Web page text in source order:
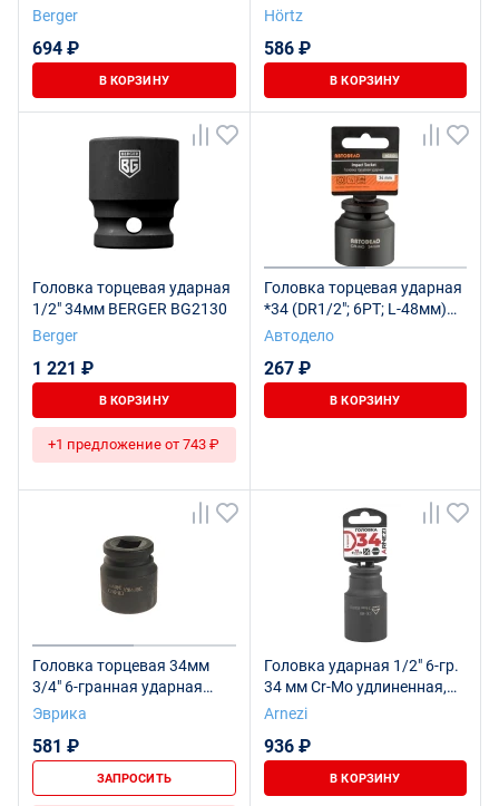
BERGER
Berger
694 ₽
В КОРЗИНУ
HORTZ
Hörtz
586 ₽
В КОРЗИНУ
Головка торцевая ударная
1/2" 34мм BERGER BG2130
Berger
1 221 ₽
В КОРЗИНУ
+1 предложение от 743 ₽
Головка торцевая ударная
*34 (DR1/2"; 6PT; L-48мм)
АвтоDело 40213
Автодело
267 ₽
В КОРЗИНУ
Головка торцевая 34мм
3/4" 6-гранная ударная
L=50мм ЭВРИКА ER-95922
Эврика
581 ₽
ЗАПРОСИТЬ
Головка ударная 1/2" 6-гр.
34 мм Cr-Mo удлиненная,
на холдере ARNEZI
Arnezi
936 ₽
В КОРЗИНУ